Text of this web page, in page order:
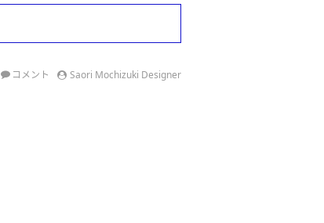
コメント Saori Mochizuki Designer